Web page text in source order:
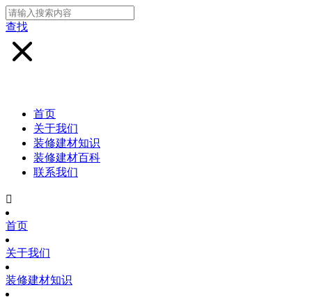
查找
首页
关于我们
装修建材知识
装修建材百科
联系我们

首页
关于我们
装修建材知识